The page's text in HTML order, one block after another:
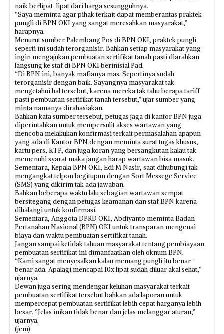
naik berlipat-lipat dari harga sesungguhnya.
“Saya meminta agar pihak terkait dapat memberantas praktek
pungli di BPN OKI yang sangat meresahkan masyarakat,”
harapnya.
Menurut sumber Palembang Pos di BPN OKI, praktek pungli
seperti ini sudah terorganisir. Bahkan setiap masyarakat yang
ingin mengajukan pembuatan sertifikat tanah pasti diarahkan
langsung ke staf di BPN OKI berinisial Pad.
“Di BPN ini, banyak mafianya mas. Sepertinya sudah
terorganisir dengan baik. Sayangnya masyarakat tak
mengetahui hal tersebut, karena mereka tak tahu berapa tariff
pasti pembuatan sertifikat tanah tersebut,” ujar sumber yang
minta namanya dirahasiakan.
Bahkan kata sumber tersebut, petugas jaga di kantor BPN juga
diperintahkan untuk mempersulit akses wartawan yang
mencoba melakukan konfirmasi terkait permasalahan apapun
yang ada di Kantor BPN dengan meminta surat tugas khusus,
kartu pers, KTP, dan juga koran yang bersangkutan kalau tak
memenuhi syarat maka jangan harap wartawan bisa masuk.
Sementara, Kepala BPN OKI, Edi M Nasir, saat dihubungi tak
mengangkat telpon begitupun dengan Sort Messege Service
(SMS) yang dikirim tak ada jawaban.
Bahkan beberapa waktu lalu sebagian wartawan sempat
bersitegang dengan petugas keamanan dan staf BPN karena
dihalangi untuk konfirmasi.
Sementara, Anggota DPRD OKI, Abdiyanto meminta Badan
Pertanahan Nasional (BPN) OKI untuk transparan mengenai
biaya dan waktu pembuatan sertifikat tanah.
Jangan sampai ketidak tahuan masyarakat tentang pembiayaan
pembuatan sertifikat ini dimanfaatkan oleh oknum BPN.
“Kami sangat menyesalkan kalau memang pungli itu benar-
benar ada. Apalagi mencapai 10x lipat sudah diluar akal sehat,’’
ujarnya.
Dewan juga sering mendengar keluhan masyarakat terkait
pembuatan sertifikat tersebut bahkan ada laporan untuk
mempercepat pembuatan sertifikat lebih cepat harganya lebih
besar. ‘’Jelas inikan tidak benar dan jelas melanggar aturan,”
ujarnya.
(jem)